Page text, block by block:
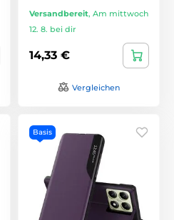
Versandbereit, Am mittwoch
12. 8. bei dir
14,33 €
Vergleichen
Basis